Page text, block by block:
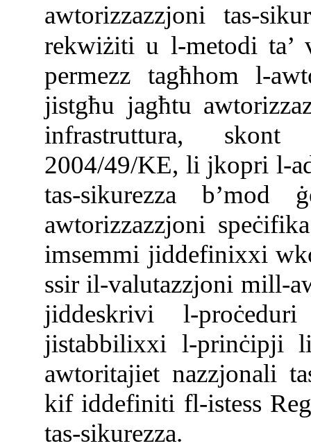
awtorizzazzjoni tas-
rekwiżiti u l-metodi ta’
permezz tagħhom l-
jistgħu jagħtu
infrastruttura,
2004/49/KE, li jkopri l-
tas-sikurezza
awtorizzazzjoni
imsemmi jiddefinixxi
ssir il-valutazzjoni mill-
jiddeskrivi l-
jistabbilixxi l-prinċipji
awtoritajiet nazzjonali
kif iddefiniti fl-istess
tas-sikurezza.